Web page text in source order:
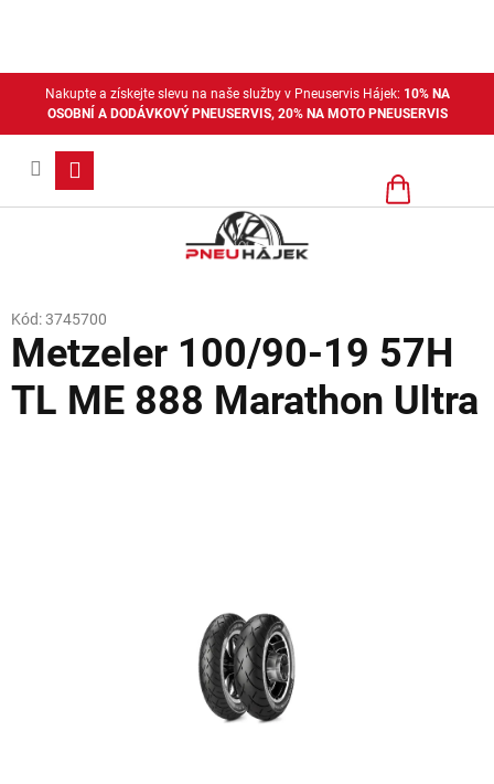
Nakupte a získejte slevu na naše služby v Pneuservis Hájek: 10% NA
OSOBNÍ A DODÁVKOVÝ PNEUSERVIS, 20% NA MOTO PNEUSERVIS
Nákupní
Metzeler 100/90-19 57H
TL ME 888 Marathon Ultra
Kód:3745700